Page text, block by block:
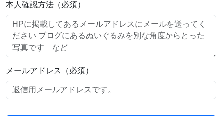
本人確認方法（必須）
メールアドレス（必須）